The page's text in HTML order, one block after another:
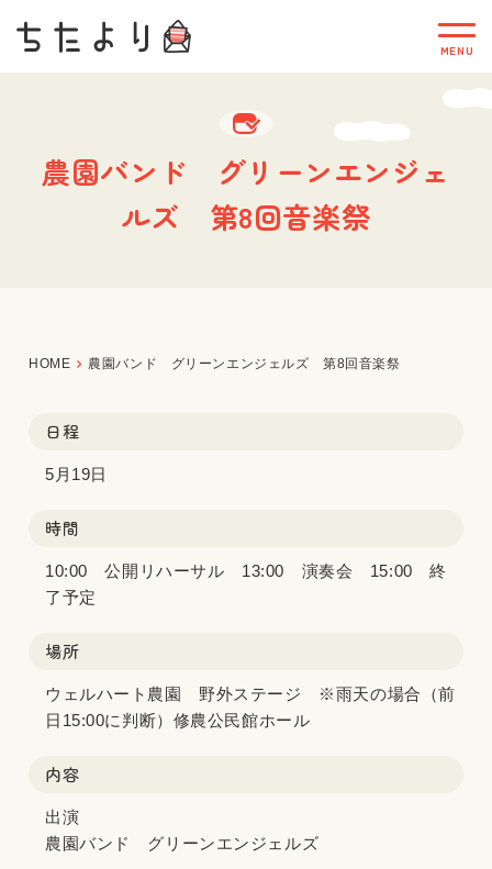
農園バンド グリーンエンジェ
ルズ 第8回音楽祭
HOME 農園バンド グリーンエンジェルズ 第8回音楽祭
日程
5月19日
時間
10:00 公開リハーサル 13:00 演奏会 15:00 終
了予定
場所
ウェルハート農園 野外ステージ ※雨天の場合（前
日15:00に判断）修農公民館ホール
内容
出演
農園バンド グリーンエンジェルズ